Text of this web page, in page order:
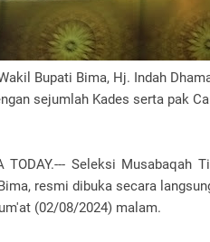
Bupati Bima, Hj. Indah
sejumlah Kades serta pak
TODAY.--- Seleksi Musabaqah
resmi dibuka secara
(02/08/2024) malam.